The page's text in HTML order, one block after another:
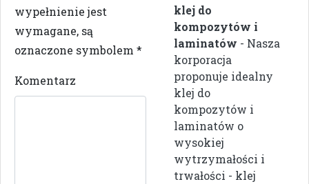
wypełnienie jest
wymagane, są
oznaczone symbolem *
Komentarz
klej do
kompozytów i
laminatów - Nasza
korporacja
proponuje idealny
klej do
kompozytów i
laminatów o
wysokiej
wytrzymałości i
trwałości - klej